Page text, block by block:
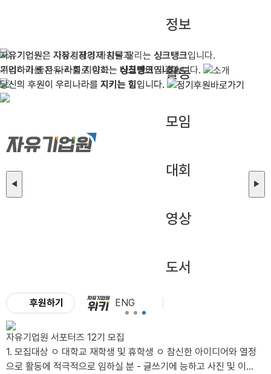
정보
활동
모임
대회
영상
도서
후원하기 ENG
자유기업원은 자유시장경제 창달과
기업하기 좋은 나라를 지향하는 싱크탱크입니다.
당신의 후원이 우리나라를 지키는 힘입니다.
자유기업원은 시장경제의 가치를 알리는 싱크탱크입니다.
우리나라를 자유 사회로 이끄는 나침반이 되겠습니다.
자유기업원은 자유시장경제 창달과
기업하기 좋은 나라를 지향하는 싱크탱크입니다.
당신의 후원이 우리나라를 지키는 힘입니다.
자유기업원은 시장경제의 가치를 알리는 싱크탱크입니다.
우리나라를 자유 사회로 이끄는 나침반이 되겠습니다.
◀ ▶
자유기업원 서포터즈 12기 모집
1. 모집대상 ㅇ 대학교 재학생 및 휴학생 ㅇ 참신한 아이디어와 열정
으로 활동에 적극적으로 임하실 분 - 글쓰기에 능하고 사진 및 이미